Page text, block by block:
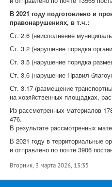
В 2021 году подготовлено и
правонарушениях, в т.ч.:
Ст. 2.6 (неисполнение
Ст. 3.2 (нарушение порядка
Ст. 3.5 (нарушение порядка
Ст. 3.6 (нарушение Правил
Ст. 3.17 (размещение
на хозяйственных площадках,
Из рассмотренных материалов
476.
В результате рассмотренных
В 2021 году в территориальные
и отправлено по почте 3906
Вторник, 3 марта 2026, 13:35